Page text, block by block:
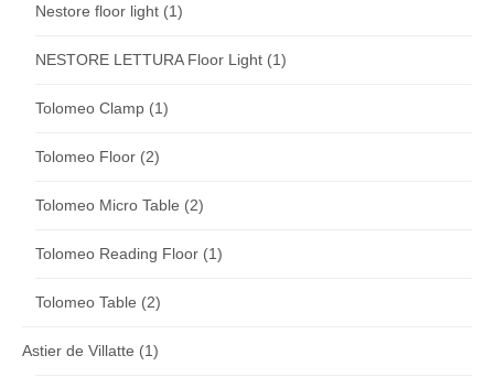
Nestore floor light (1)
NESTORE LETTURA Floor Light (1)
Tolomeo Clamp (1)
Tolomeo Floor (2)
Tolomeo Micro Table (2)
Tolomeo Reading Floor (1)
Tolomeo Table (2)
Astier de Villatte (1)